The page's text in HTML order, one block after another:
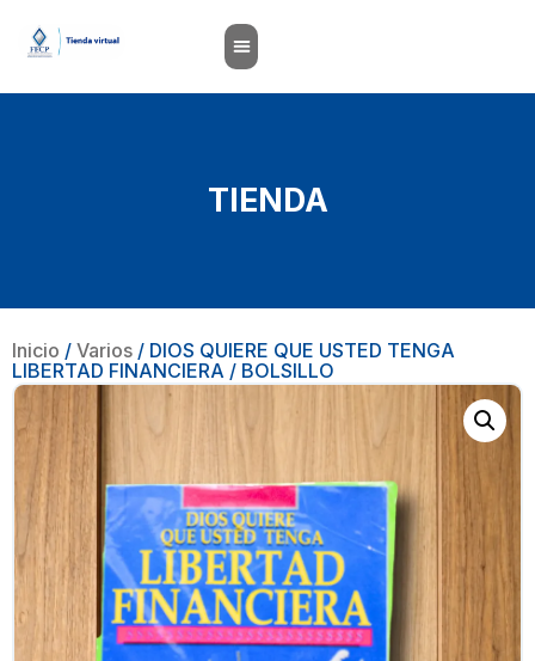
TIENDA
Inicio / Varios / DIOS QUIERE QUE USTED TENGA
LIBERTAD FINANCIERA / BOLSILLO